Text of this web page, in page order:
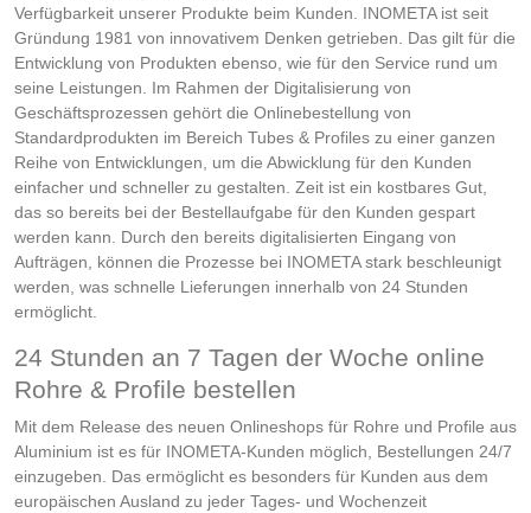
Verfügbarkeit unserer Produkte beim Kunden. INOMETA ist seit
Gründung 1981 von innovativem Denken getrieben. Das gilt für die
Entwicklung von Produkten ebenso, wie für den Service rund um
seine Leistungen. Im Rahmen der Digitalisierung von
Geschäftsprozessen gehört die Onlinebestellung von
Standardprodukten im Bereich Tubes & Profiles zu einer ganzen
Reihe von Entwicklungen, um die Abwicklung für den Kunden
einfacher und schneller zu gestalten. Zeit ist ein kostbares Gut,
das so bereits bei der Bestellaufgabe für den Kunden gespart
werden kann. Durch den bereits digitalisierten Eingang von
Aufträgen, können die Prozesse bei INOMETA stark beschleunigt
werden, was schnelle Lieferungen innerhalb von 24 Stunden
ermöglicht.
24 Stunden an 7 Tagen der Woche online
Rohre & Profile bestellen
Mit dem Release des neuen Onlineshops für Rohre und Profile aus
Aluminium ist es für INOMETA-Kunden möglich, Bestellungen 24/7
einzugeben. Das ermöglicht es besonders für Kunden aus dem
europäischen Ausland zu jeder Tages- und Wochenzeit